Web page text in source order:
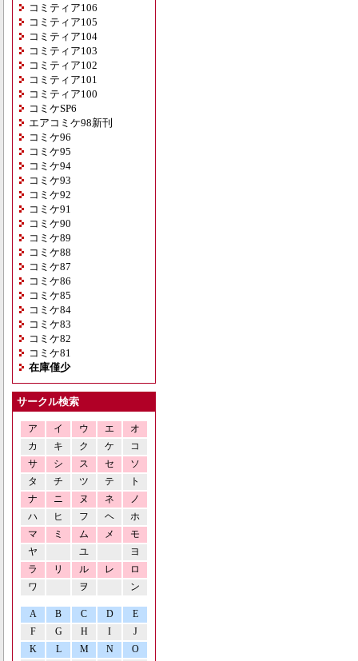
コミティア106
コミティア105
コミティア104
コミティア103
コミティア102
コミティア101
コミティア100
コミケSP6
エアコミケ98新刊
コミケ96
コミケ95
コミケ94
コミケ93
コミケ92
コミケ91
コミケ90
コミケ89
コミケ88
コミケ87
コミケ86
コミケ85
コミケ84
コミケ83
コミケ82
コミケ81
在庫僅少
サークル検索
ア イ ウ エ
オ
カ
キ ク ケ
コ
サ
シ ス セ
ソ
タ
チ ツ テ
ト
ナ
ニ ヌ ネ
ノ
ハ
ヒ フ ヘ
ホ
マ
ミ ム メ
モ
ヤ
ユ
ヨ
ラ
リ ル レ
ロ
ワ
ヲ ン
A B C D
E
F
G H I
J
K
L M N O